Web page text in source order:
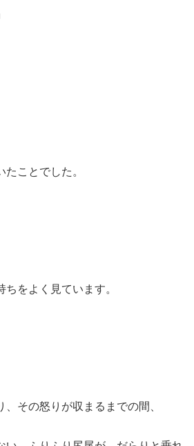
ことでした。
をよく見ています。
その怒りが収まるまでの間、